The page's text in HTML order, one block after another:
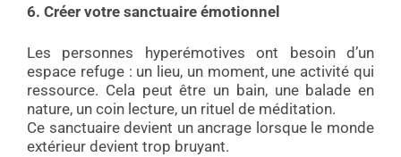
6. Créer votre sanctuaire émotionnel
Les personnes hyperémotives ont besoin d’un
espace refuge : un lieu, un moment, une activité qui
ressource. Cela peut être un bain, une balade en
nature, un coin lecture, un rituel de méditation.
Ce sanctuaire devient un ancrage lorsque le monde
extérieur devient trop bruyant.